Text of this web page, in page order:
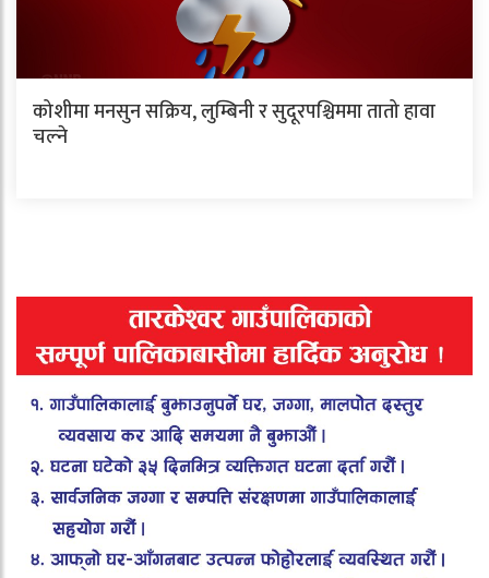
कोशीमा मनसुन सक्रिय, लुम्बिनी र सुदूरपश्चिममा तातो हावा
चल्ने